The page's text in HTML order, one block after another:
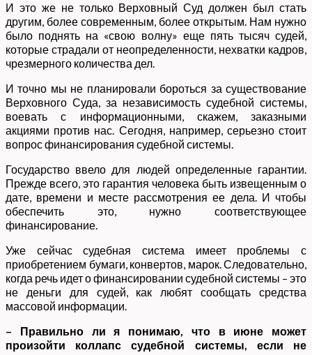
И это же не только Верховный Суд должен был стать
другим, более современным, более открытым. Нам нужно
было поднять на «свою волну» еще пять тысяч судей,
которые страдали от неопределенности, нехватки кадров,
чрезмерного количества дел.
И точно мы не планировали бороться за существование
Верховного Суда, за независимость судебной системы,
воевать с информационными, скажем, заказными
акциями против нас. Сегодня, например, серьезно стоит
вопрос финансирования судебной системы.
Государство ввело для людей определенные гарантии.
Прежде всего, это гарантия человека быть извещенным о
дате, времени и месте рассмотрения ее дела. И чтобы
обеспечить это, нужно соответствующее
финансирование.
Уже сейчас судебная система имеет проблемы с
приобретением бумаги, конвертов, марок. Следовательно,
когда речь идет о финансировании судебной системы – это
не деньги для судей, как любят сообщать средства
массовой информации.
– Правильно ли я понимаю, что в июне может
произойти коллапс судебной системы, если не